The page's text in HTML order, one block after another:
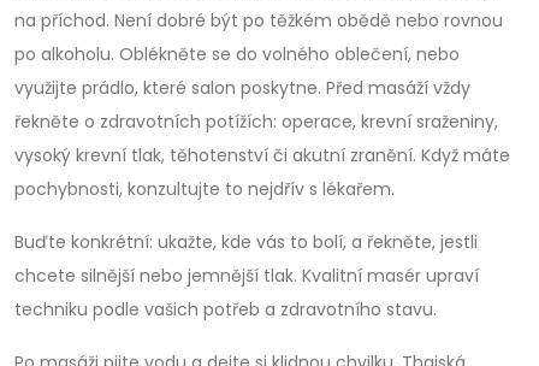
na příchod. Není dobré být po těžkém obědě nebo rovnou
po alkoholu. Oblékněte se do volného oblečení, nebo
využijte prádlo, které salon poskytne. Před masáží vždy
řekněte o zdravotních potížích: operace, krevní sraženiny,
vysoký krevní tlak, těhotenství či akutní zranění. Když máte
pochybnosti, konzultujte to nejdřív s lékařem.
Buďte konkrétní: ukažte, kde vás to bolí, a řekněte, jestli
chcete silnější nebo jemnější tlak. Kvalitní masér upraví
techniku podle vašich potřeb a zdravotního stavu.